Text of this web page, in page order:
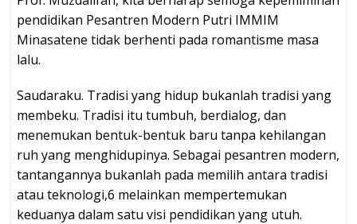
pendidikan Pesantren Modern Putri IMMIM
Minasatene tidak berhenti pada romantisme masa
lalu.
Saudaraku. Tradisi yang hidup bukanlah tradisi yang
membeku. Tradisi itu tumbuh, berdialog, dan
menemukan bentuk-bentuk baru tanpa kehilangan
ruh yang menghidupinya. Sebagai pesantren modern,
tantangannya bukanlah pada memilih antara tradisi
atau teknologi,6 melainkan mempertemukan
keduanya dalam satu visi pendidikan yang utuh.